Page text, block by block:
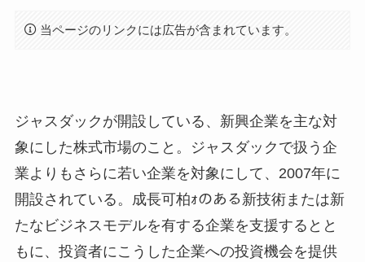
当ページのリンクには広告が含まれています。
ジャスダックが開設している、新興企業を主な対
象にした株式市場のこと。ジャスダックで扱う企
業よりもさらに若い企業を対象にして、2007年に
開設されている。成長可柏ｫのある新技術または新
たなビジネスモデルを有する企業を支援するとと
もに、投資者にこうした企業への投資機会を提供